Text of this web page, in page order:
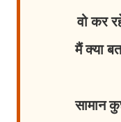
वो कर
मैं क्या
सामान